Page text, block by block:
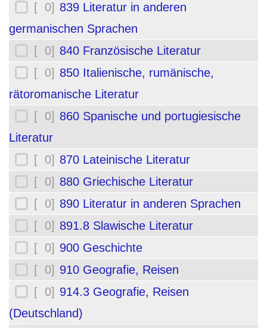
[ 0] 839 Literatur in anderen
germanischen Sprachen
[ 0] 840 Französische Literatur
[ 0] 850 Italienische, rumänische,
rätoromanische Literatur
[ 0] 860 Spanische und portugiesische
Literatur
[ 0] 870 Lateinische Literatur
[ 0] 880 Griechische Literatur
[ 0] 890 Literatur in anderen Sprachen
[ 0] 891.8 Slawische Literatur
[ 0] 900 Geschichte
[ 0] 910 Geografie, Reisen
[ 0] 914.3 Geografie, Reisen
(Deutschland)